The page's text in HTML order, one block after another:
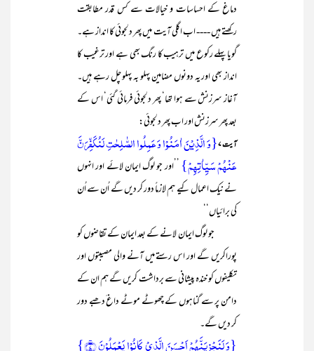
دماغ کے احساسات و خیالات سے کس قدر مطابقت
رکھتے ہیں ---- اب اگلی آیت میں پھر دلجوئی کا انداز ہے۔
گویا پہلے رکوع میں ترہیب کا رنگ بھی ہے اور ترغیب کا
انداز بھی اور یہ دونوں مضامین پہلو بہ پہلو چل رہے ہیں۔
آغاز سرزنش سے ہوا تھا‘ پھر دلجوئی فرمائی گئی‘ اس کے
بعد پھر سرزنش اور اب پھر دلجوئی:
آیت ۷ {وَ الَّذِیۡنَ اٰمَنُوۡا وَ عَمِلُوا الصّٰلِحٰتِ لَنُکَفِّرَنَّ
عَنۡہُمۡ سَیِّاٰتِہِمۡ} ’’اور جو لوگ ایمان لائے اور انہوں
نے نیک اعمال کیے ہم لازماً دور کر دیں گے اُن سے اُن
کی برائیاں‘‘
جو لوگ ایمان لانے کے بعد ایمان کے تقاضوں کو
پوراکریں گے اور اس رستے میں آنے والی مصیبتوں اور
تکلیفوں کو خندہ پیشانی سے برداشت کریں گے ہم ان کے
دامن پر سے گناہوں کے چھوٹے موٹے داغ َدھبے دور
کر دیں گے۔
{وَ لَنَجۡزِیَنَّہُمۡ اَحۡسَنَ الَّذِیۡ کَانُوۡا یَعۡمَلُوۡنَ ﴿۷﴾}